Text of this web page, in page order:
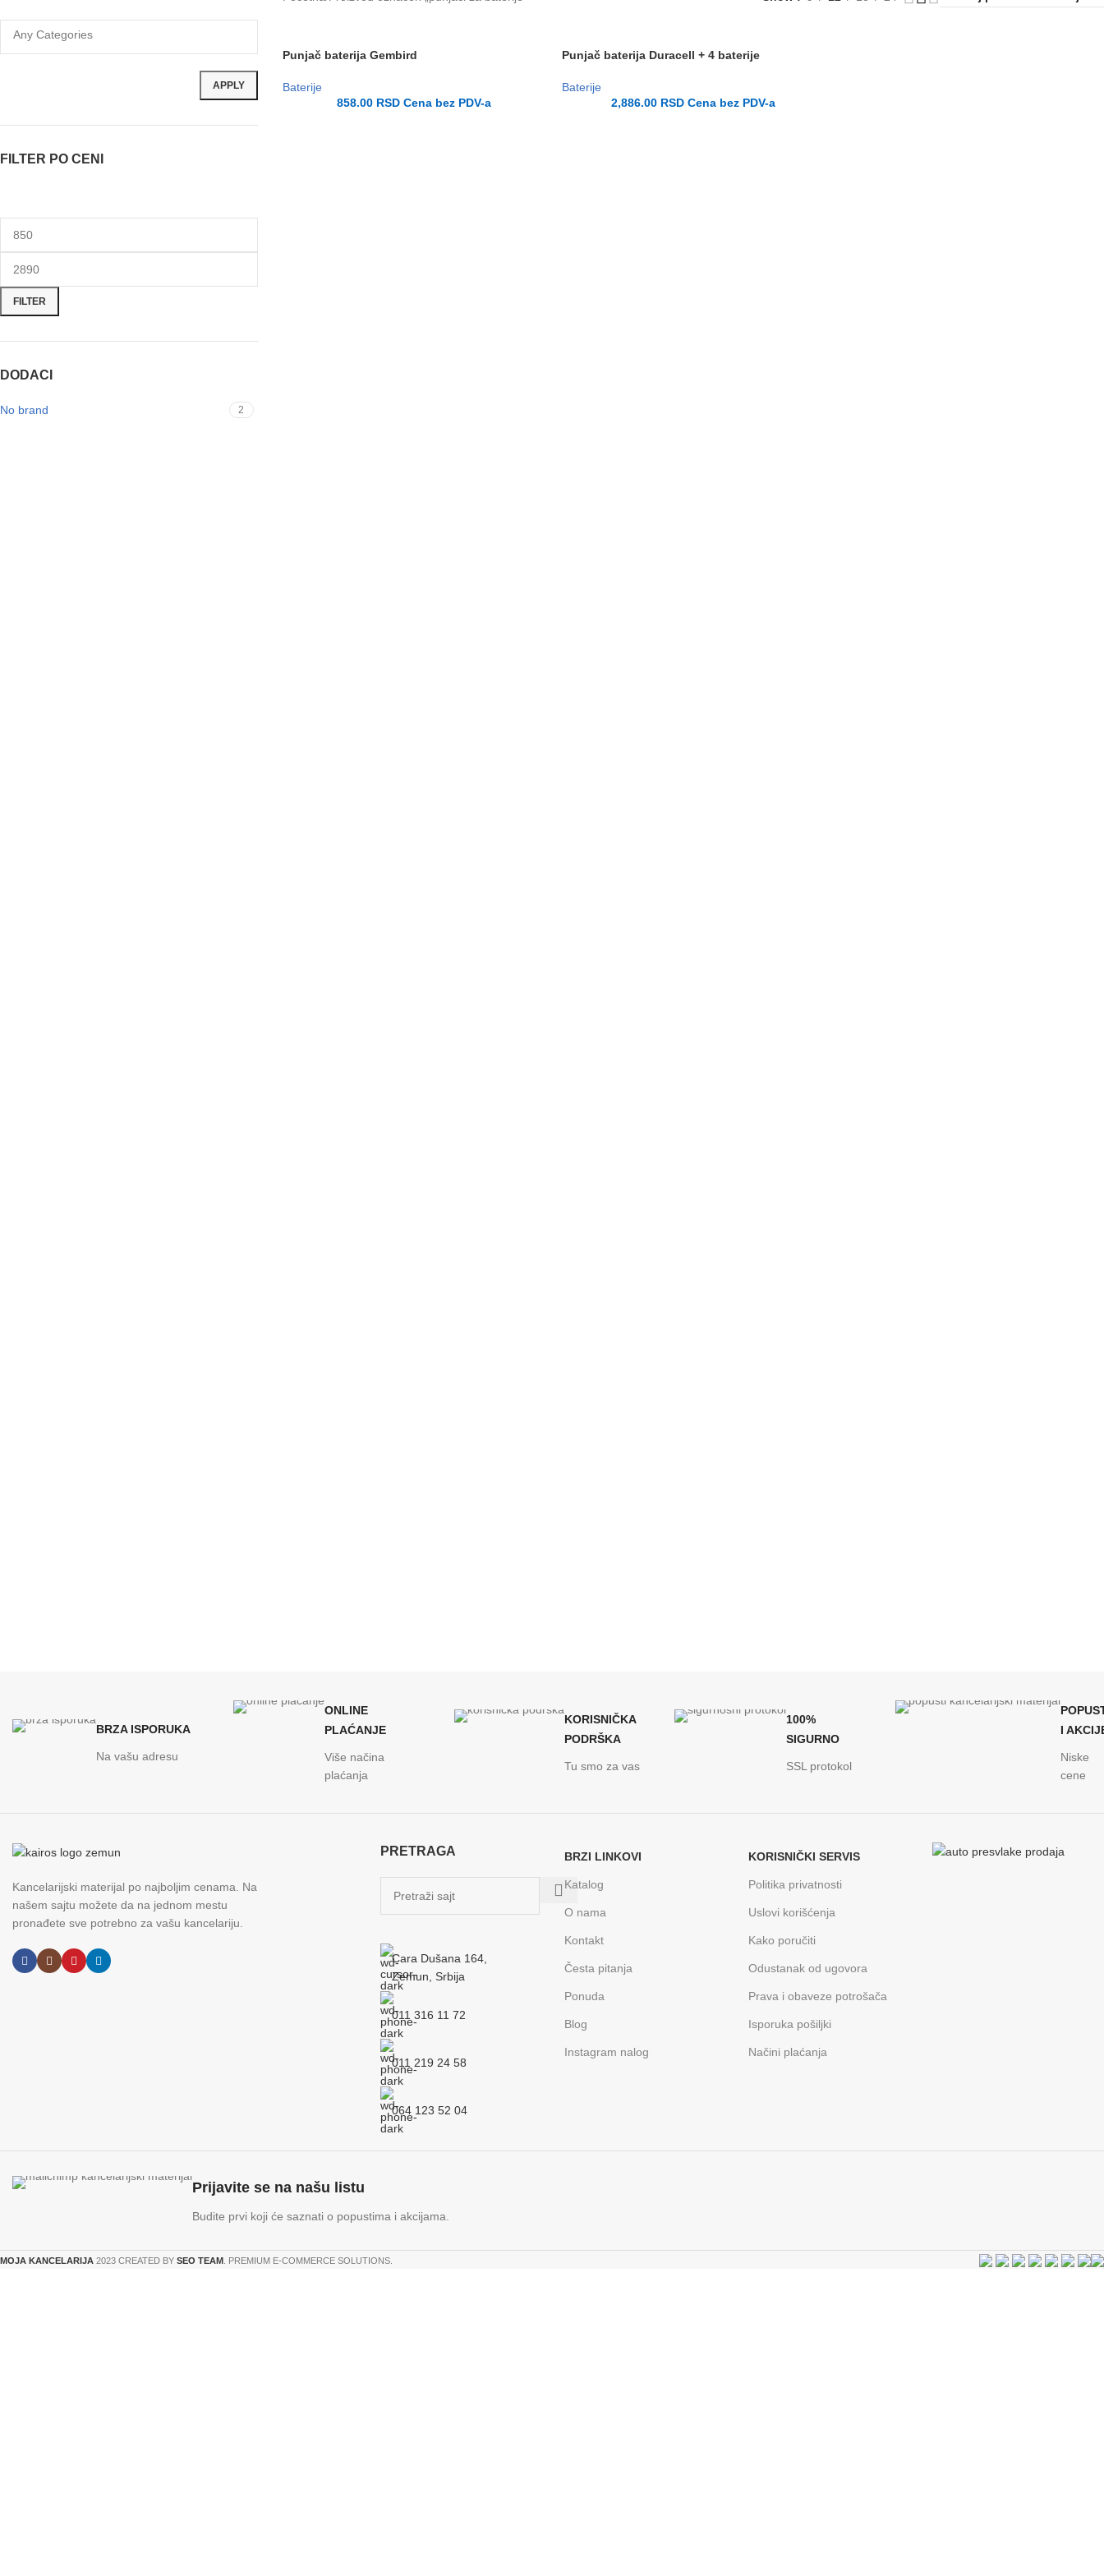
APPLY
FILTER PO CENI
FILTER
DODACI
No brand 2
Punjač baterija Gembird
Baterije
858.00 RSDCena bez PDV-a
Punjač baterija Duracell + 4 baterije
Baterije
2,886.00 RSDCena bez PDV-a
BRZA ISPORUKA
Na vašu adresu
ONLINE
PLAĆANJE
Više načina
plaćanja
KORISNIČKA
PODRŠKA
Tu smo za vas
100%
SIGURNO
SSL protokol
I
Niske
cene
Kancelarijski materijal po najboljim cenama. Na
našem sajtu možete da na jednom mestu
pronađete sve potrebno za vašu kancelariju.
PRETRAGA
Cara Dušana 164,
Zemun, Srbija
011 316 11 72
011 219 24 58
064 123 52 04
BRZI LINKOVI
Katalog
O nama
Kontakt
Česta pitanja
Ponuda
Blog
Instagram nalog
KORISNIČKI SERVIS
Politika privatnosti
Uslovi korišćenja
Kako poručiti
Odustanak od ugovora
Prava i obaveze potrošača
Isporuka pošiljki
Načini plaćanja
Prijavite se na našu listu
Budite prvi koji će saznati o popustima i akcijama.
MOJA KANCELARIJA 2023 CREATED BY SEO TEAM . PREMIUM E-COMMERCE SOLUTIONS.